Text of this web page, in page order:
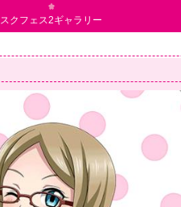
スクフェス2ギャラリー